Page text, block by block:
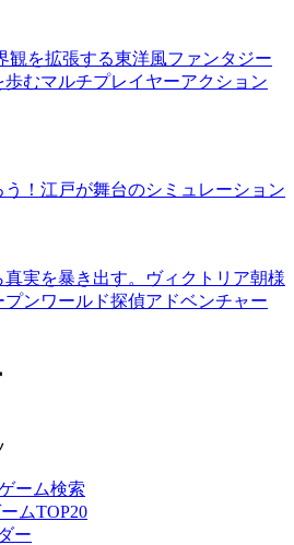
観を拡張する東洋風ファンタジー
むマルチプレイヤーアクション
！江戸が舞台のシミュレーション
実を暴き出す。ヴィクトリア朝様
ンワールド探偵アドベンチャー
ーム検索
ムTOP20
ー